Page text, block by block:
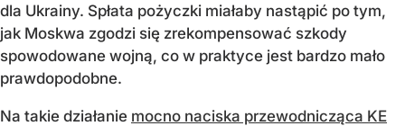
dla Ukrainy. Spłata pożyczki miałaby nastąpić po tym,
jak Moskwa zgodzi się zrekompensować szkody
spowodowane wojną, co w praktyce jest bardzo mało
prawdopodobne.
Na takie działanie mocno naciska przewodnicząca KE